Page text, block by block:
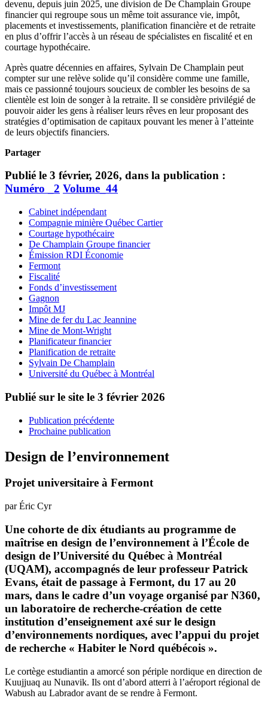
devenu, depuis juin 2025, une division de De Champlain Groupe
financier qui regroupe sous un même toit assurance vie, impôt,
placements et investissements, planification financière et de retraite
en plus d’offrir l’accès à un réseau de spécialistes en fiscalité et en
courtage hypothécaire.
Après quatre décennies en affaires, Sylvain De Champlain peut
compter sur une relève solide qu’il considère comme une famille,
mais ce passionné toujours soucieux de combler les besoins de sa
clientèle est loin de songer à la retraite. Il se considère privilégié de
pouvoir aider les gens à réaliser leurs rêves en leur proposant des
stratégies d’optimisation de capitaux pouvant les mener à l’atteinte
de leurs objectifs financiers.
Partager
Publié le 3 février, 2026, dans la publication :
Numéro _2 Volume_44
Cabinet indépendant
Compagnie minière Québec Cartier
Courtage hypothécaire
De Champlain Groupe financier
Émission RDI Économie
Fermont
Fiscalité
Fonds d’investissement
Gagnon
Impôt MJ
Mine de fer du Lac Jeannine
Mine de Mont-Wright
Planificateur financier
Planification de retraite
Sylvain De Champlain
Université du Québec à Montréal
Publié sur le site le 3 février 2026
Publication précédente
Prochaine publication
Design de l’environnement
Projet universitaire à Fermont
par Éric Cyr
Une cohorte de dix étudiants au programme de
maîtrise en design de l’environnement à l’École de
design de l’Université du Québec à Montréal
(UQAM), accompagnés de leur professeur Patrick
Evans, était de passage à Fermont, du 17 au 20
mars, dans le cadre d’un voyage organisé par N360,
un laboratoire de recherche-création de cette
institution d’enseignement axé sur le design
d’environnements nordiques, avec l’appui du projet
de recherche « Habiter le Nord québécois ».
Le cortège estudiantin a amorcé son périple nordique en direction de
Kuujjuaq au Nunavik. Ils ont d’abord atterri à l’aéroport régional de
Wabush au Labrador avant de se rendre à Fermont.